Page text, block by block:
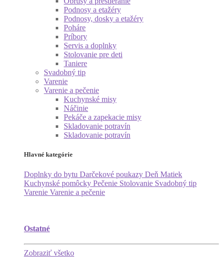
Podnosy a etažéry
Podnosy, dosky a etažéry
Poháre
Príbory
Servis a doplnky
Stolovanie pre deti
Taniere
Svadobný tip
Varenie
Varenie a pečenie
Kuchynské misy
Náčinie
Pekáče a zapekacie misy
Skladovanie potravín
Skladovanie potravín
Hlavné kategórie
Doplnky do bytu Darčekové poukazy Deň Matiek
Kuchynské pomôcky Pečenie Stolovanie Svadobný tip
Varenie Varenie a pečenie
Ostatné
Zobraziť všetko